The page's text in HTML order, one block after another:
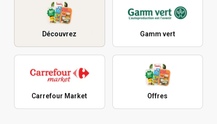
Découvrez Gamm vert
Carrefour Market Offres